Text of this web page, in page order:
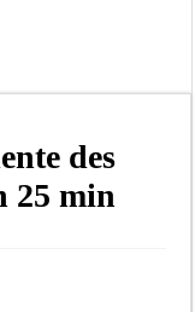
grande difficulté»,
LE FRAPP SUR LE
pour une énergie au
des
25 min